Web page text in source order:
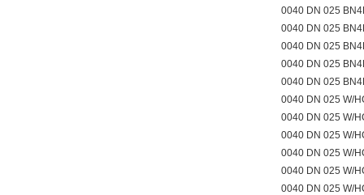
0040 DN 025
0040 DN 025
0040 DN 025
0040 DN 025
0040 DN 025
0040 DN 025 W/
0040 DN 025 W/
0040 DN 025 W/
0040 DN 025 W/
0040 DN 025 W/
0040 DN 025 W/